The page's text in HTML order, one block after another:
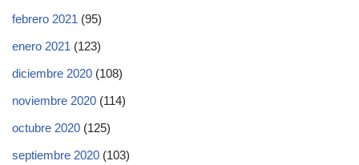
febrero 2021 (95)
enero 2021 (123)
diciembre 2020 (108)
noviembre 2020 (114)
octubre 2020 (125)
septiembre 2020 (103)